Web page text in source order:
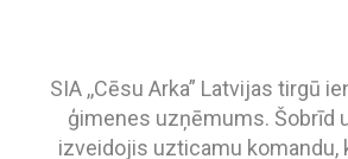
SIA ,,Cēsu Arka” Latvijas tirgū
ģimenes uzņēmums. Šobrīd
izveidojis uzticamu komandu,